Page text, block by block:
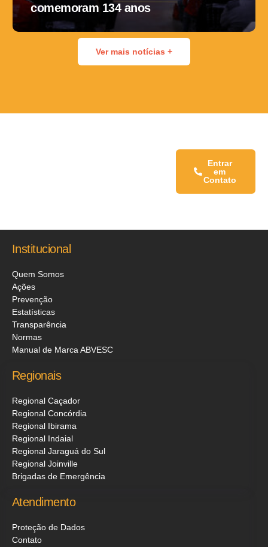
comemoram 134 anos
Ver mais notícias +
Entrar
em
Contato
Institucional
Quem Somos
Ações
Prevenção
Estatísticas
Transparência
Normas
Manual de Marca ABVESC
Regionais
Regional Caçador
Regional Concórdia
Regional Ibirama
Regional Indaial
Regional Jaraguá do Sul
Regional Joinville
Brigadas de Emergência
Atendimento
Proteção de Dados
Contato